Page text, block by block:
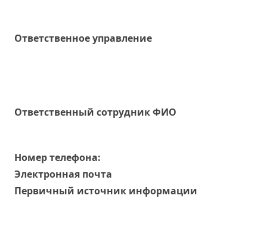
Ответственное управление
Oтветственный сотрудник ФИО
Номер телефона:
Электронная почта
Первичный источник информации